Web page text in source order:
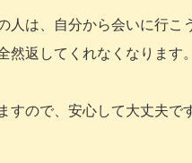
人は、自分から会いに行こ
返してくれなくなります。
ので、安心して大丈夫で